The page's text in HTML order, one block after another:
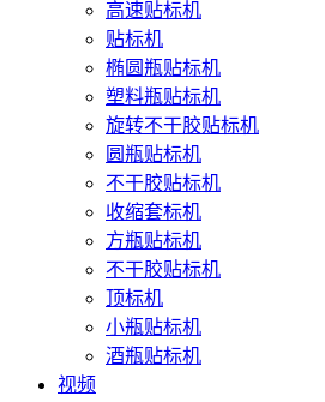
高速贴标机
贴标机
椭圆瓶贴标机
塑料瓶贴标机
旋转不干胶贴标机
圆瓶贴标机
不干胶贴标机
收缩套标机
方瓶贴标机
不干胶贴标机
顶标机
小瓶贴标机
酒瓶贴标机
视频